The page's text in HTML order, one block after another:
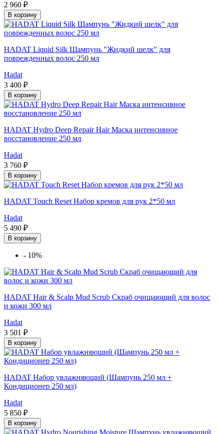
2 960 ₽
В корзину
HADAT Liquid Silk Шампунь "Жидкий шелк" для
поврежденных волос 250 мл
Hadat
3 400 ₽
В корзину
HADAT Hydro Deep Repair Hair Маска интенсивное
восстановление 250 мл
Hadat
3 760 ₽
В корзину
HADAT Touch Reset Набор кремов для рук 2*50 мл
Hadat
5 490 ₽
В корзину
- 10%
HADAT Hair & Scalp Mud Scrub Скраб очищающий для волос
и кожи 300 мл
Hadat
3 501 ₽
В корзину
HADAT Набор увлажняющий (Шампунь 250 мл +
Кондиционер 250 мл)
Hadat
5 850 ₽
В корзину